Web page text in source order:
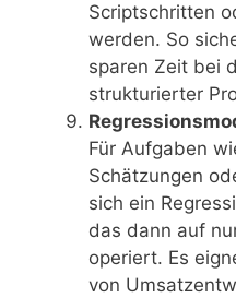
Scriptschritten
werden. So
sparen Zeit bei
strukturierter
Für Aufgaben
Schätzungen
sich ein
das dann auf
operiert. Es
von